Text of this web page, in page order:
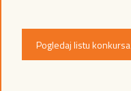
Pogledaj listu konkursa